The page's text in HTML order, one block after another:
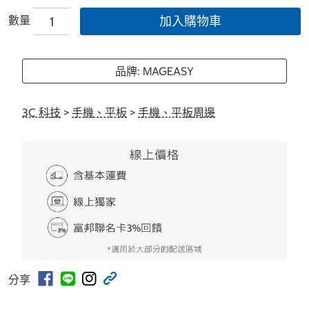
數量 加入購物車
品牌: MAGEASY
3C 科技 > 手機、平板 > 手機、平板周邊
分享